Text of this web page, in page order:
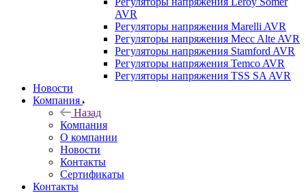
AVR
Регуляторы напряжения Marelli AVR
Регуляторы напряжения Mecc Alte AVR
Регуляторы напряжения Stamford AVR
Регуляторы напряжения Temco AVR
Регуляторы напряжения TSS SA AVR
Новости
Компания
Назад
Компания
О компании
Новости
Контакты
Сертификаты
Контакты